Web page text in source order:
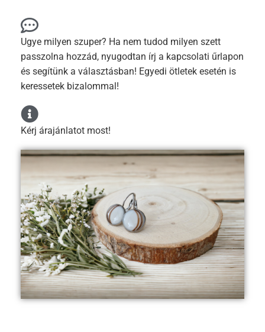
Ugye milyen szuper? Ha nem tudod milyen szett
passzolna hozzád, nyugodtan írj a kapcsolati űrlapon
és segítünk a választásban! Egyedi ötletek esetén is
keressetek bizalommal!
Kérj árajánlatot most!